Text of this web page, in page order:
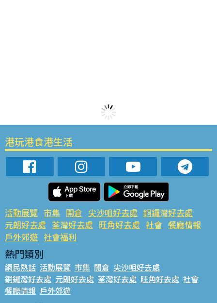
港玩港食港生活
活動展覽 市集 開倉 尖沙咀好去處 銅鑼灣好去處
元朗好去處 荃灣好去處 旺角好去處 社會 餐廳情報
戶外郊遊 社會福利
熱門類別
網民熱話 活動展覽 市集 開倉 尖沙咀好去處
銅鑼灣好去處 元朗好去處 荃灣好去處 旺角好去處 社會
餐廳情報 戶外郊遊